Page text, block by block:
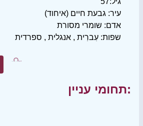
עיר: גבעת חיים (איחוד)
אדם: שומרי מסורת
שפות: עִברִית , אנגלית , ספרדית
תחומי עניין: